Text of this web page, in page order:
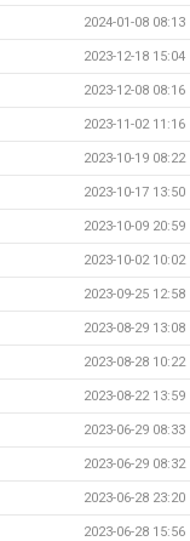
2024-01-08 08:13
2023-12-18 15:04
2023-12-08 08:16
2023-11-02 11:16
2023-10-19 08:22
2023-10-17 13:50
2023-10-09 20:59
2023-10-02 10:02
2023-09-25 12:58
2023-08-29 13:08
2023-08-28 10:22
2023-08-22 13:59
2023-06-29 08:33
2023-06-29 08:32
2023-06-28 23:20
2023-06-28 15:56